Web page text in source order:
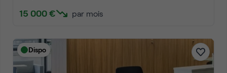
15 000 € par mois
Dispo